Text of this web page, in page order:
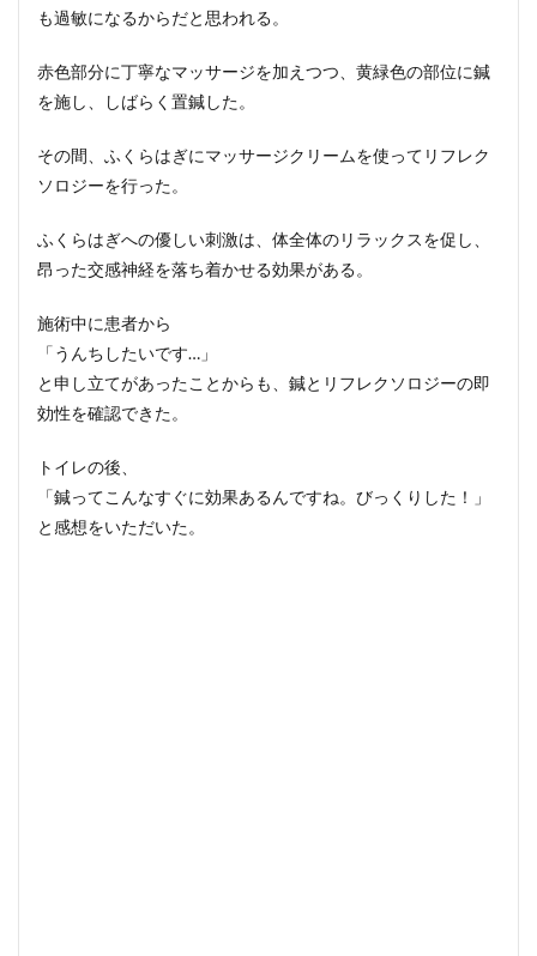
も過敏になるからだと思われる。
赤色部分に丁寧なマッサージを加えつつ、黄緑色の部位に鍼
を施し、しばらく置鍼した。
その間、ふくらはぎにマッサージクリームを使ってリフレク
ソロジーを行った。
ふくらはぎへの優しい刺激は、体全体のリラックスを促し、
昂った交感神経を落ち着かせる効果がある。
施術中に患者から
「うんちしたいです…」
と申し立てがあったことからも、鍼とリフレクソロジーの即
効性を確認できた。
トイレの後、
「鍼ってこんなすぐに効果あるんですね。びっくりした！」
と感想をいただいた。